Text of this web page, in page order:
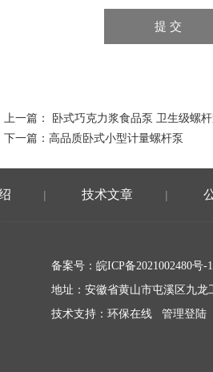
上一篇： 卧式巧克力浆食品泵 卫生级螺
下一篇： 高品质卧式小型计量螺杆泵
| 技术文章 |
备案号： 皖ICP备2021002480号-1
地址：安徽省黄山市屯溪区九龙
技术支持： 环保在线 管理登陆